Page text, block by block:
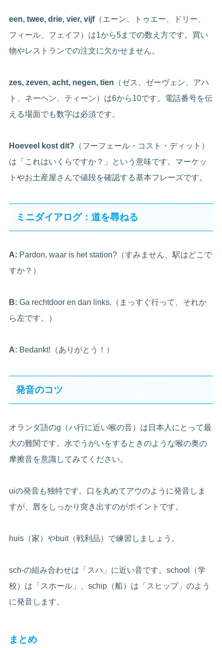
een, twee, drie, vier, vijf（エーン、トゥエー、ドリー、
フィール、フェイフ）は1から5までの数え方です。買い
物やレストランでの注文に欠かせません。
zes, zeven, acht, negen, tien （ゼス、ゼーヴェン、アハ
ト、ネーヘン、ティーン）は6から10です。電話番号を伝
える場面でも数字は必須です。
Hoeveel kost dit? （フーフェール・コスト・ディット）
は「これはいくらですか？」という意味です。マーケッ
トやお土産屋さんで値段を確認する基本フレーズです。
ミニダイアログ：道を尋ねる
A: Pardon, waar is het station?（すみません、駅はどこで
すか？）
B: Ga rechtdoor en dan links.（まっすぐ行って、それか
ら左です。）
A: Bedankt!（ありがとう！）
発音のコツ
オランダ語のg（ハ行に近い喉の音）は日本人にとって最
大の難関です。水でうがいをするときのような喉の奥の
摩擦音を意識してみてください。
uiの発音も独特です。口を丸めてアウのように発音しま
すが、唇をしっかり突き出すのがポイントです。
huis（家）やbuit（戦利品）で練習しましょう。
sch-の組み合わせは「スハ」に近い音です。school（学
校）は「スホール」、schip（船）は「スヒップ」のよう
に発音します。
まとめ